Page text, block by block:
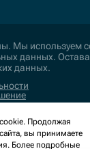
Мы используем
данных.
данных.
данных
Продолжая
вы принимаете
Более подробные